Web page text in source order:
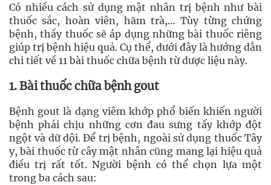
Có nhiều cách sử dụng mật nhân trị bệnh như bài
thuốc sắc, hoàn viên, hãm trà,… Tùy từng chứng
bệnh, thầy thuốc sẽ áp dụng những bài thuốc riêng
giúp trị bệnh hiệu quả. Cụ thể, dưới đây là hướng dẫn
chi tiết về 11 bài thuốc chữa bệnh từ dược liệu này.
1. Bài thuốc chữa bệnh gout
Bệnh gout là dạng viêm khớp phổ biến khiến người
bệnh phải chịu những cơn đau sưng tấy khớp đột
ngột và dữ dội. Để trị bệnh, ngoài sử dụng thuốc Tây
y, bài thuốc từ cây mật nhân cũng mang lại hiệu quả
điều trị rất tốt. Người bệnh có thể chọn lựa một
trong ba cách sau: